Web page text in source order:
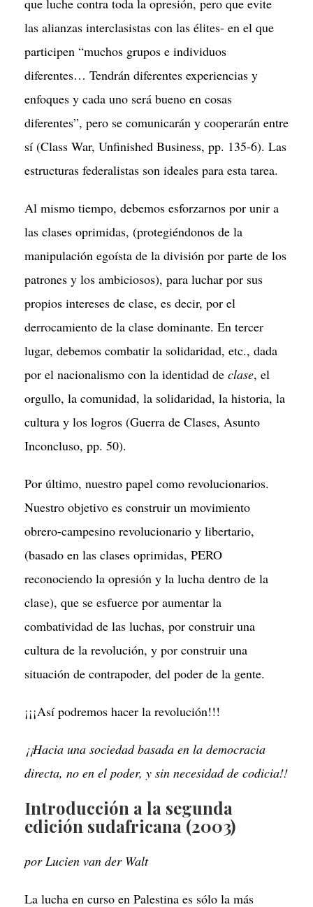
que luche contra toda la opresión, pero que evite
las alianzas interclasistas con las élites- en el que
participen “muchos grupos e individuos
diferentes… Tendrán diferentes experiencias y
enfoques y cada uno será bueno en cosas
diferentes”, pero se comunicarán y cooperarán entre
sí (Class War, Unfinished Business, pp. 135-6). Las
estructuras federalistas son ideales para esta tarea.
Al mismo tiempo, debemos esforzarnos por unir a
las clases oprimidas, (protegiéndonos de la
manipulación egoísta de la división por parte de los
patrones y los ambiciosos), para luchar por sus
propios intereses de clase, es decir, por el
derrocamiento de la clase dominante. En tercer
lugar, debemos combatir la solidaridad, etc., dada
por el nacionalismo con la identidad de clase, el
orgullo, la comunidad, la solidaridad, la historia, la
cultura y los logros (Guerra de Clases, Asunto
Inconcluso, pp. 50).
Por último, nuestro papel como revolucionarios.
Nuestro objetivo es construir un movimiento
obrero-campesino revolucionario y libertario,
(basado en las clases oprimidas, PERO
reconociendo la opresión y la lucha dentro de la
clase), que se esfuerce por aumentar la
combatividad de las luchas, por construir una
cultura de la revolución, y por construir una
situación de contrapoder, del poder de la gente.
¡¡¡Así podremos hacer la revolución!!!
¡¡Hacia una sociedad basada en la democracia
directa, no en el poder, y sin necesidad de codicia!!
Introducción a la segunda
edición sudafricana (2003)
por Lucien van der Walt
La lucha en curso en Palestina es sólo la más